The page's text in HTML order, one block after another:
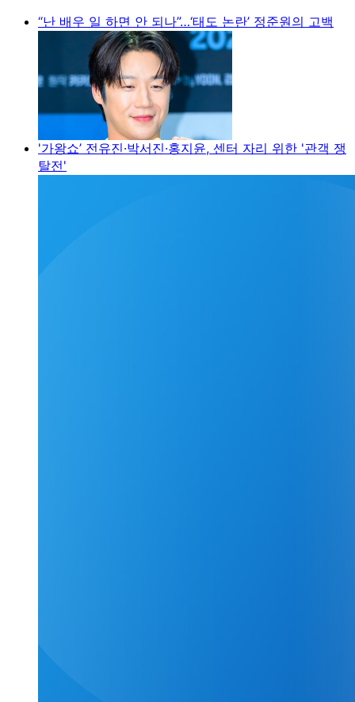
“난 배우 일 하면 안 되나”…‘태도 논란’ 정준원의 고백
'가왕쇼’ 전유진·박서진·홍지윤, 센터 자리 위한 '관객 쟁
탈전'